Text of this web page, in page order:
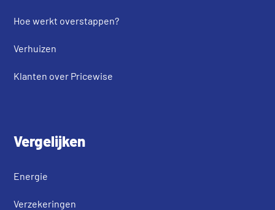
Hoe werkt overstappen?
Verhuizen
Klanten over Pricewise
Vergelijken
Energie
Verzekeringen